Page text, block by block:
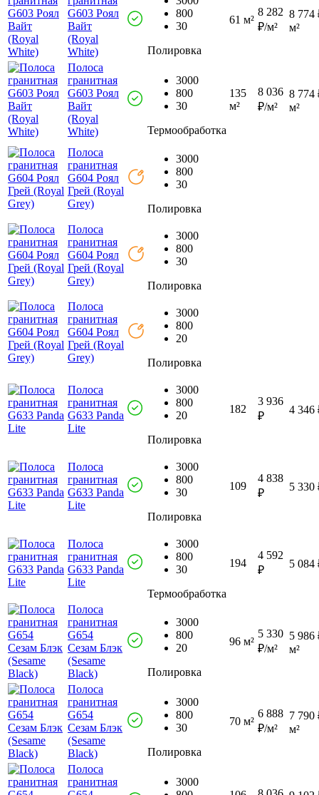
G603 Роял
Вайт
(Royal
White)
800
30
Полировка
61 м²
8 282
₽/м²
8 774
м²
Полоса
гранитная
G603 Роял
Вайт
(Royal
White)
3000
800
30
Термообработка
135
м²
8 036
₽/м²
8 774
м²
Полоса
гранитная
G604 Роял
Грей (Royal
Grey)
3000
800
30
Полировка
Полоса
гранитная
G604 Роял
Грей (Royal
Grey)
3000
800
30
Полировка
Полоса
гранитная
G604 Роял
Грей (Royal
Grey)
3000
800
20
Полировка
Полоса
гранитная
G633 Panda
Lite
3000
800
20
Полировка
182
3 936
₽
4 346
Полоса
гранитная
G633 Panda
Lite
3000
800
30
Полировка
109
4 838
₽
5 330
Полоса
гранитная
G633 Panda
Lite
3000
800
30
Термообработка
194
4 592
₽
5 084
Полоса
гранитная
G654
Сезам Блэк
(Sesame
Black)
3000
800
20
Полировка
96 м²
5 330
₽/м²
5 986
м²
Полоса
гранитная
G654
Сезам Блэк
(Sesame
Black)
3000
800
30
Полировка
70 м²
6 888
₽/м²
7 790
м²
Полоса
гранитная
3000